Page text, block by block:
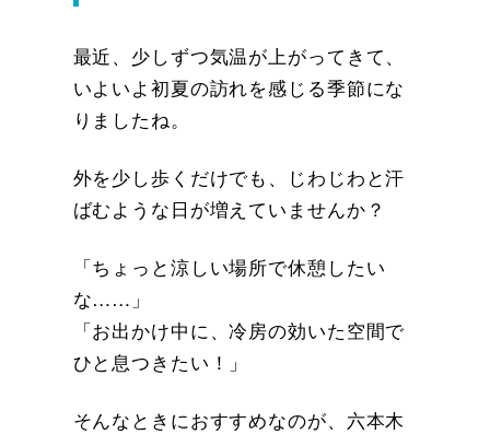
最近、少しずつ気温が上がってきて、
いよいよ初夏の訪れを感じる季節にな
りましたね。
外を少し歩くだけでも、じわじわと汗
ばむような日が増えていませんか？
「ちょっと涼しい場所で休憩したい
な……」
「お出かけ中に、冷房の効いた空間で
ひと息つきたい！」
そんなときにおすすめなのが、六本木